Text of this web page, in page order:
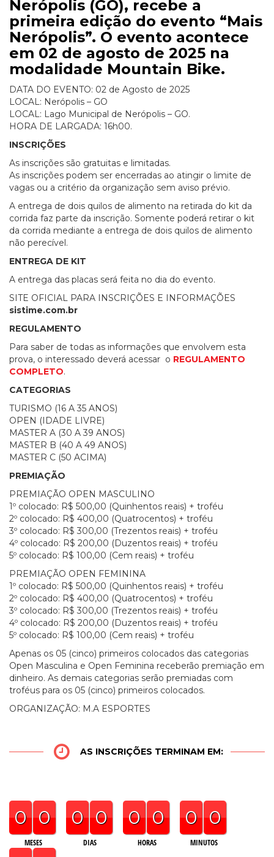
Nerópolis (GO), recebe a
primeira edição do evento “Mais
Nerópolis”. O evento acontece
em 02 de agosto de 2025 na
modalidade Mountain Bike.
DATA DO EVENTO: 02 de Agosto de 2025
LOCAL: Nerópolis – GO
LOCAL: Lago Municipal de Nerópolis – GO.
HORA DE LARGADA: 16h00.
INSCRIÇÕES
As inscrições são gratuitas e limitadas.
As inscrições podem ser encerradas ao atingir o limite de
vagas ou a critério da organização sem aviso prévio.
A entrega de dois quilos de alimento na retirada do kit da
corrida faz parte da inscrição. Somente poderá retirar o kit
da corrida mediante a entrega de dois quilos de alimento
não perecível.
ENTREGA DE KIT
A entrega das placas será feita no dia do evento.
SITE OFICIAL PARA INSCRIÇÕES E INFORMAÇÕES
sistime.com.br
REGULAMENTO
Para saber de todas as informações que envolvem esta
prova, o interessado deverá acessar o REGULAMENTO
COMPLETO.
CATEGORIAS
TURISMO (16 A 35 ANOS)
OPEN (IDADE LIVRE)
MASTER A (30 A 39 ANOS)
MASTER B (40 A 49 ANOS)
MASTER C (50 ACIMA)
PREMIAÇÃO
PREMIAÇÃO OPEN MASCULINO
1º colocado: R$ 500,00 (Quinhentos reais) + troféu
2º colocado: R$ 400,00 (Quatrocentos) + troféu
3º colocado: R$ 300,00 (Trezentos reais) + troféu
4º colocado: R$ 200,00 (Duzentos reais) + troféu
5º colocado: R$ 100,00 (Cem reais) + troféu
PREMIAÇÃO OPEN FEMININA
1º colocado: R$ 500,00 (Quinhentos reais) + troféu
2º colocado: R$ 400,00 (Quatrocentos) + troféu
3º colocado: R$ 300,00 (Trezentos reais) + troféu
4º colocado: R$ 200,00 (Duzentos reais) + troféu
5º colocado: R$ 100,00 (Cem reais) + troféu
Apenas os 05 (cinco) primeiros colocados das categorias
Open Masculina e Open Feminina receberão premiação em
dinheiro. As demais categorias serão premiadas com
troféus para os 05 (cinco) primeiros colocados.
ORGANIZAÇÃO: M.A ESPORTES
AS INSCRIÇÕES TERMINAM EM:
0 0
MESES
0 0
DIAS
0 0
HORAS
0 0
MINUTOS